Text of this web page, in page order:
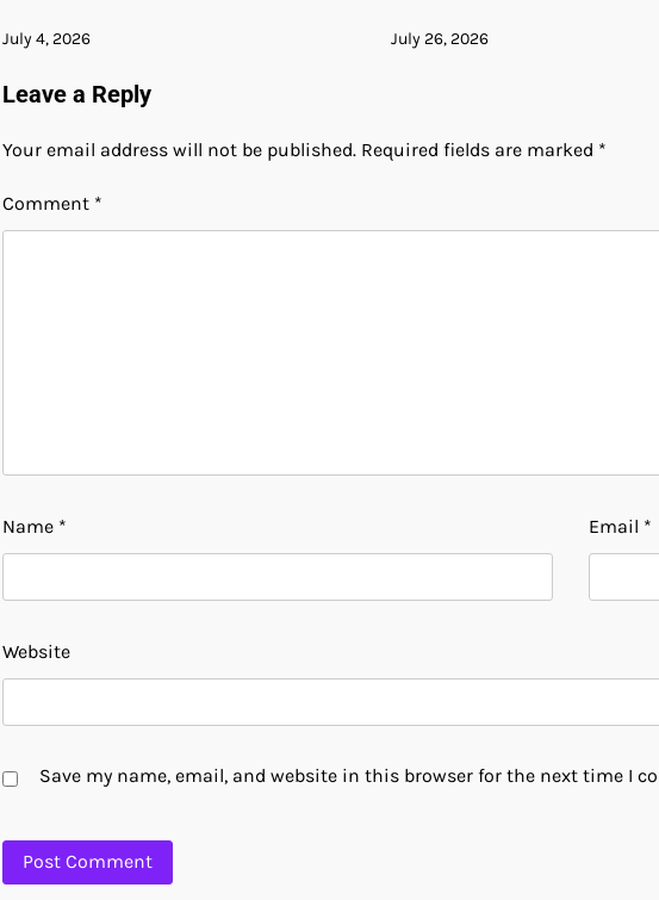
July 4, 2026 July 26, 2026
Leave a Reply
Your email address will not be published. Required fields are marked *
Comment *
Name * Email *
Website
Save my name, email, and website in this browser for the next time I